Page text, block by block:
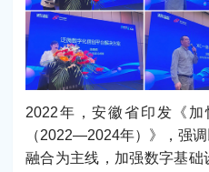
2022年，安徽省印发《
（2022—2024年）》，强
融合为主线，加强数字基